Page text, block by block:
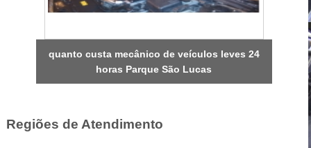
quanto custa mecânico de veículos leves 24
horas Parque São Lucas
Regiões de Atendimento